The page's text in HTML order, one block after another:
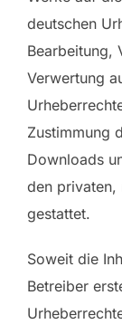
deutschen
Bearbeitung,
Verwertung
Zustimmung
Downloads
den privaten,
gestattet.
Soweit die
Betreiber